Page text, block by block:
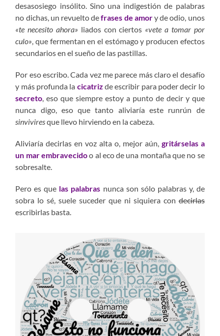
desasosiego insólito. Sino una indigestión de palabras
no dichas, un revuelto defrases de amory de odio, unos
«te necesito ahora» liados con ciertos «vete a tomar por
culo» , que fermentan en el estómago y producen efectos
secundarios en el sueño de las pastillas.
Por eso escribo. Cada vez me parece más claro el desafío
y más profunda la cicatriz de escribir para poder decir lo
secreto , eso que siempre estoy a punto de decir y que
nunca digo, eso que tanto aliviaría este runrún de
sinviviresque llevo hirviendo en la cabeza.
Aliviaría decirlas en voz alta o, mejor aún, gritárselas a
un mar embravecidoo al eco de una montaña que no se
sobresalte.
Pero es que las palabras nunca son sólo palabras y, de
sobra lo sé, suele suceder que ni siquiera condecirlas
escribirlas basta.